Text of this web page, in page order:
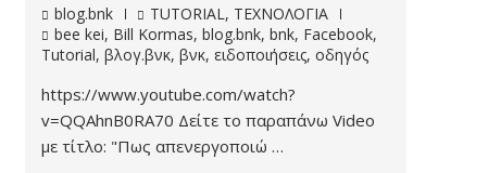
blog.bnk TUTORIAL, ΤΕΧΝΟΛΟΓΙΑ
bee kei, Bill Kormas, blog.bnk, bnk, Facebook,
Tutorial, βλογ.βνκ, βνκ, ειδοποιήσεις, οδηγός
https://www.youtube.com/watch?
v=QQAhnB0RA70 Δείτε το παραπάνω Video
με τίτλο: "Πως απενεργοποιώ …